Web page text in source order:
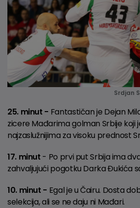
Srdjan
25. minut - Fantastičan je Dejan
zicere Mađarima golman Srbije koji
najzaslužnijima za visoku prednost
17. minut - Po prvi put Srbija ima
zahvaljujući pogotku Darka Đukića
10. minut - Egal je u Čairu. Dosta
selekcija, ali se ne daju ni Mađari.